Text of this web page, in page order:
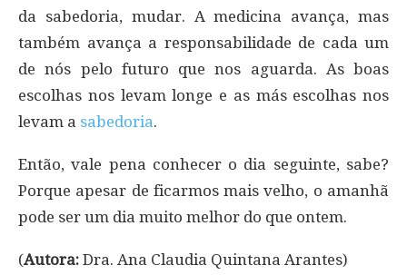
da sabedoria, mudar. A medicina avança, mas
também avança a responsabilidade de cada um
de nós pelo futuro que nos aguarda. As boas
escolhas nos levam longe e as más escolhas nos
levam a sabedoria.
Então, vale pena conhecer o dia seguinte, sabe?
Porque apesar de ficarmos mais velho, o amanhã
pode ser um dia muito melhor do que ontem.
(Autora: Dra. Ana Claudia Quintana Arantes)